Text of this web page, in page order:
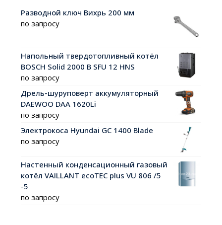
Разводной ключ Вихрь 200 мм
по запросу
Напольный твердотопливный котёл
BOSCH Solid 2000 B SFU 12 HNS
по запросу
Дрель-шуруповерт аккумуляторный
DAEWOO DAA 1620Li
по запросу
Электрокоса Hyundai GC 1400 Blade
по запросу
Настенный конденсационный газовый
котёл VAILLANT ecoTEC plus VU 806 /5
-5
по запросу